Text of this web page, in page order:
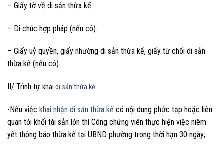
– Giấy tờ về di sản thừa kế.
– Di chúc hợp pháp (nếu có).
– Giấy uỷ quyền, giấy nhường di sản thừa kế, giấy từ chối di sản
thừa kế (nếu có).
II/ Trình tự khai di sản thừa kế:
-Nếu việc khai nhận di sản thừa kế có nội dung phức tạp hoặc liên
quan tới khối tài sản lớn thì Công chứng viên thực hiện việc niêm
yết thông báo thừa kế tại UBND phường trong thời hạn 30 ngày;